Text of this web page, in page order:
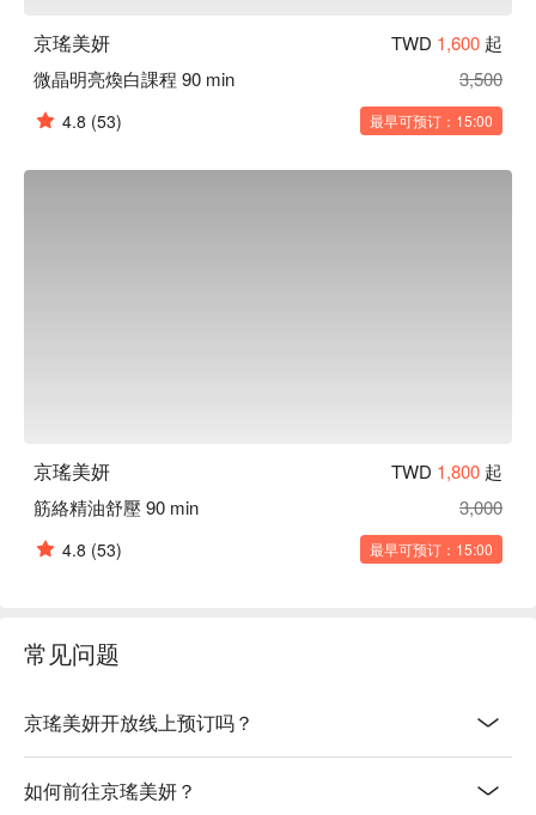
京瑤美妍 TWD 1,600 起
微晶明亮煥白課程 90 min
3,500
4.8 (53) 最早可预订：15:00
京瑤美妍 TWD 1,800 起
筋絡精油舒壓 90 min
3,000
4.8 (53) 最早可预订：15:00
常见问题
京瑤美妍开放线上预订吗？
如何前往京瑤美妍？